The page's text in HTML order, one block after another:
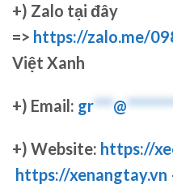
+) Zalo tại đây
=> https://zalo.me/
Việt Xanh
+) Email: gr***@
+) Website: https://
https://xenangtay.vn